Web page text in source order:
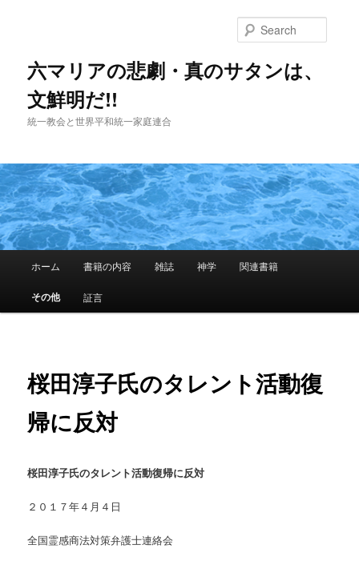
content六マリアの悲劇・真のサタンは、
文鮮明だ!!
統一教会と世界平和統一家庭連合
ホーム 書籍の内容 雑誌 神学 関連書籍
その他 証言
桜田淳子氏のタレント活動復
帰に反対
桜田淳子氏のタレント活動復帰に反対
２０１７年４月４日
全国霊感商法対策弁護士連絡会